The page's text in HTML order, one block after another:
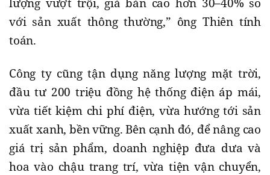
với sản xuất thông thường,” ông Thiên tính
toán.
Công ty cũng tận dụng năng lượng mặt trời,
đầu tư 200 triệu đồng hệ thống điện áp mái,
vừa tiết kiệm chi phí điện, vừa hướng tới sản
xuất xanh, bền vững. Bên cạnh đó, để nâng cao
giá trị sản phẩm, doanh nghiệp đưa dưa và
hoa vào chậu trang trí, vừa tiện vận chuyển,